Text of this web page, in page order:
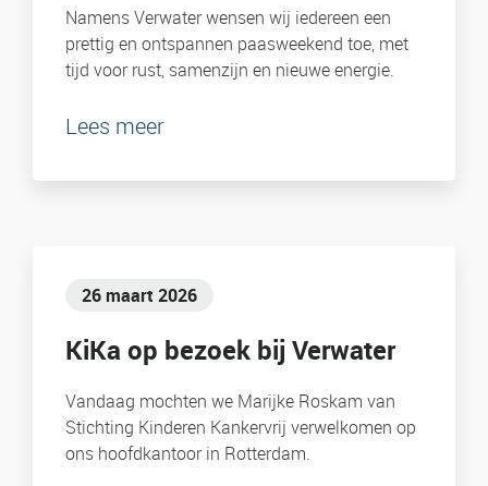
Namens Verwater wensen wij iedereen een
prettig en ontspannen paasweekend toe, met
tijd voor rust, samenzijn en nieuwe energie.
Lees meer
26 maart 2026
KiKa op bezoek bij Verwater
Vandaag mochten we Marijke Roskam van
Stichting Kinderen Kankervrij verwelkomen op
ons hoofdkantoor in Rotterdam.